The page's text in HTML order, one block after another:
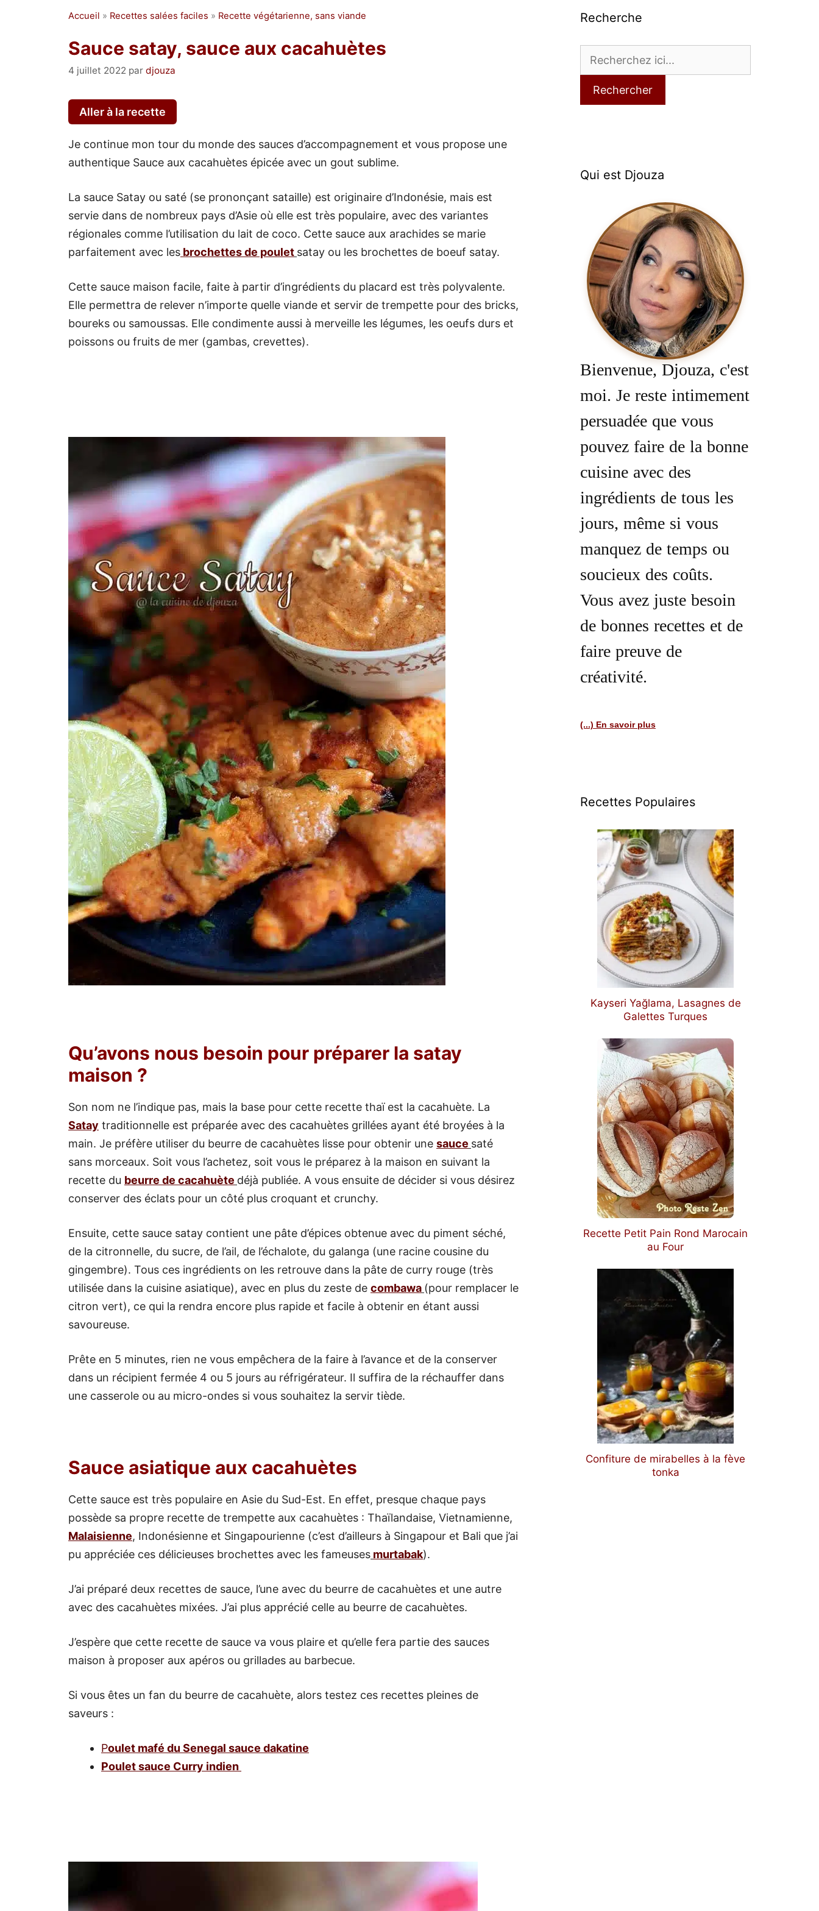
Accueil » Recettes salées faciles » Recette végétarienne, sans viande
Sauce satay, sauce aux cacahuètes
4 juillet 2022 par djouza
Aller à la recette
Je continue mon tour du monde des sauces d’accompagnement et vous propose une
authentique Sauce aux cacahuètes épicée avec un gout sublime.
La sauce Satay ou saté (se prononçant sataille) est originaire d’Indonésie, mais est
servie dans de nombreux pays d’Asie où elle est très populaire, avec des variantes
régionales comme l’utilisation du lait de coco. Cette sauce aux arachides se marie
parfaitement avec les brochettes de poulet satay ou les brochettes de boeuf satay.
Cette sauce maison facile, faite à partir d’ingrédients du placard est très polyvalente.
Elle permettra de relever n’importe quelle viande et servir de trempette pour des bricks,
boureks ou samoussas. Elle condimente aussi à merveille les légumes, les oeufs durs et
poissons ou fruits de mer (gambas, crevettes).
Qu’avons nous besoin pour préparer la satay
maison ?
Son nom ne l’indique pas, mais la base pour cette recette thaï est la cacahuète. La
Satay traditionnelle est préparée avec des cacahuètes grillées ayant été broyées à la
main. Je préfère utiliser du beurre de cacahuètes lisse pour obtenir une sauce saté
sans morceaux. Soit vous l’achetez, soit vous le préparez à la maison en suivant la
recette du beurre de cacahuète déjà publiée. A vous ensuite de décider si vous désirez
conserver des éclats pour un côté plus croquant et crunchy.
Ensuite, cette sauce satay contient une pâte d’épices obtenue avec du piment séché,
de la citronnelle, du sucre, de l’ail, de l’échalote, du galanga (une racine cousine du
gingembre). Tous ces ingrédients on les retrouve dans la pâte de curry rouge (très
utilisée dans la cuisine asiatique), avec en plus du zeste de combawa (pour remplacer le
citron vert), ce qui la rendra encore plus rapide et facile à obtenir en étant aussi
savoureuse.
Prête en 5 minutes, rien ne vous empêchera de la faire à l’avance et de la conserver
dans un récipient fermée 4 ou 5 jours au réfrigérateur. Il suffira de la réchauffer dans
une casserole ou au micro-ondes si vous souhaitez la servir tiède.
Sauce asiatique aux cacahuètes
Cette sauce est très populaire en Asie du Sud-Est. En effet, presque chaque pays
possède sa propre recette de trempette aux cacahuètes : Thaïlandaise, Vietnamienne,
Malaisienne, Indonésienne et Singapourienne (c’est d’ailleurs à Singapour et Bali que j’ai
pu appréciée ces délicieuses brochettes avec les fameuses murtabak).
J’ai préparé deux recettes de sauce, l’une avec du beurre de cacahuètes et une autre
avec des cacahuètes mixées. J’ai plus apprécié celle au beurre de cacahuètes.
J’espère que cette recette de sauce va vous plaire et qu’elle fera partie des sauces
maison à proposer aux apéros ou grillades au barbecue.
Si vous êtes un fan du beurre de cacahuète, alors testez ces recettes pleines de
saveurs :
Poulet mafé du Senegal sauce dakatine
Poulet sauce Curry indien
Recherche
Rechercher
Qui est Djouza
Bienvenue, Djouza, c'est
moi. Je reste intimement
persuadée que vous
pouvez faire de la bonne
cuisine avec des
ingrédients de tous les
jours, même si vous
manquez de temps ou
soucieux des coûts.
Vous avez juste besoin
de bonnes recettes et de
faire preuve de
créativité.
(...) En savoir plus
Recettes Populaires
Kayseri Yağlama, Lasagnes de
Galettes Turques
Recette Petit Pain Rond Marocain
au Four
Confiture de mirabelles à la fève
tonka